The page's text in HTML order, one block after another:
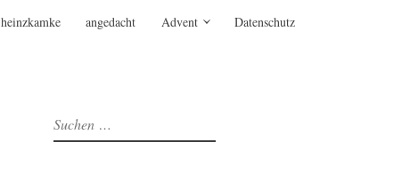
heinzkamke angedacht Advent Datenschutz
Suchen
nach: